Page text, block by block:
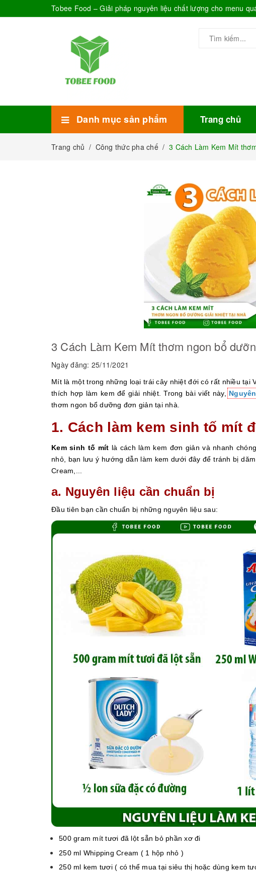
Tobee Food – Giải pháp nguyên liệu chất lượng cho menu
Danh mục sản phẩm Trang chủ
Trang chủ / Công thức pha chế / 3 Cách Làm Kem Mít
3 Cách Làm Kem Mít thơm ngon bổ
Ngày đăng: 25/11/2021
Mít là một trong những loại trái cây nhiệt đới có rất nhiều tại
thích hợp làm kem để giải nhiệt. Trong bài viết này,
thơm ngon bổ dưỡng đơn giản tại nhà.
1. Cách làm kem sinh tố mít
Kem sinh tố mít là cách làm kem đơn giản và nhanh
nhỏ, bạn lưu ý hướng dẫn làm kem dưới đây để tránh bị
Cream,...
a. Nguyên liệu cần chuẩn bị
Đầu tiên bạn cần chuẩn bị những nguyên liệu sau:
500 gram mít tươi đã lột sẵn bỏ phần xơ đi
250 ml Whipping Cream ( 1 hộp nhỏ )
250 ml kem tươi ( có thể mua tại siêu thị hoặc dùng kem